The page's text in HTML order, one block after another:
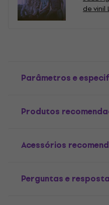
de vinil
Parâmetros e
Produtos
Acessórios
Perguntas e